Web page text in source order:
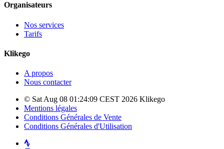
Organisateurs
Nos services
Tarifs
Klikego
A propos
Nous contacter
© Sat Aug 08 01:24:09 CEST 2026 Klikego
Mentions légales
Conditions Générales de Vente
Conditions Générales d'Utilisation
Strava